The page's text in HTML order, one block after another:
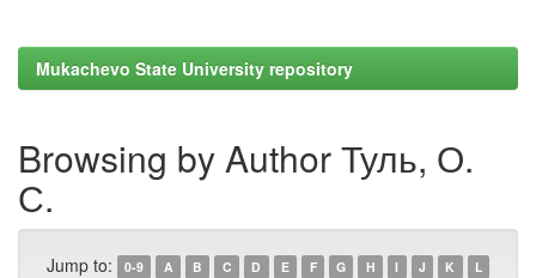
Mukachevo State University repository
Browsing by Author Туль, О.
С.
Jump to: 0-9 A B C D E F G H I J K
L